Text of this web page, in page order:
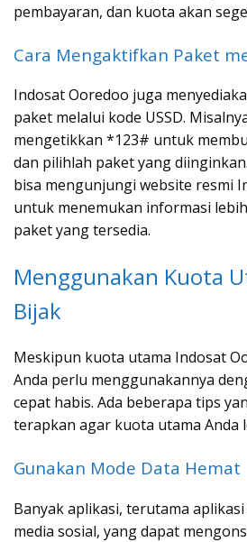
pembayaran, dan kuota akan
Cara Mengaktifkan Paket
Indosat Ooredoo juga
paket melalui kode USSD.
mengetikkan *123# untuk
dan pilihlah paket yang
bisa mengunjungi website resmi
untuk menemukan informasi
paket yang tersedia.
Menggunakan Kuota
Bijak
Meskipun kuota utama Indosat
Anda perlu menggunakannya
cepat habis. Ada beberapa tips
terapkan agar kuota utama Anda
Gunakan Mode Data Hemat
Banyak aplikasi, terutama
media sosial, yang dapat